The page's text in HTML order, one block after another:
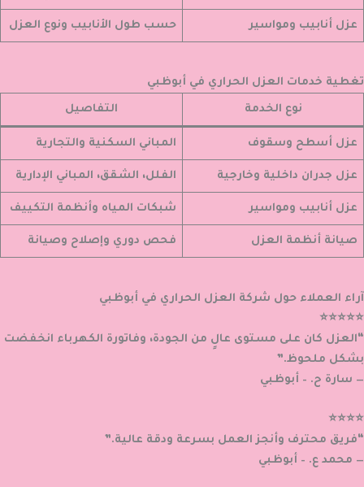
عزل أنابيب ومواسير حسب طول الأنابيب ونوع العزل
تغطية خدمات العزل الحراري في أبوظبي
نوع الخدمة التفاصيل
عزل أسطح وسقوف المباني السكنية والتجارية
عزل جدران داخلية وخارجية الفلل، الشقق، المباني الإدارية
عزل أنابيب ومواسير شبكات المياه وأنظمة التكييف
صيانة أنظمة العزل فحص دوري وإصلاح وصيانة
آراء العملاء حول شركة العزل الحراري في أبوظبي
⭐⭐⭐⭐⭐
“العزل كان على مستوى عالٍ من الجودة، وفاتورة الكهرباء انخفضت
بشكل ملحوظ.”
— سارة ح. – أبوظبي
⭐⭐⭐⭐
“فريق محترف وأنجز العمل بسرعة ودقة عالية.”
— محمد ع. – أبوظبي